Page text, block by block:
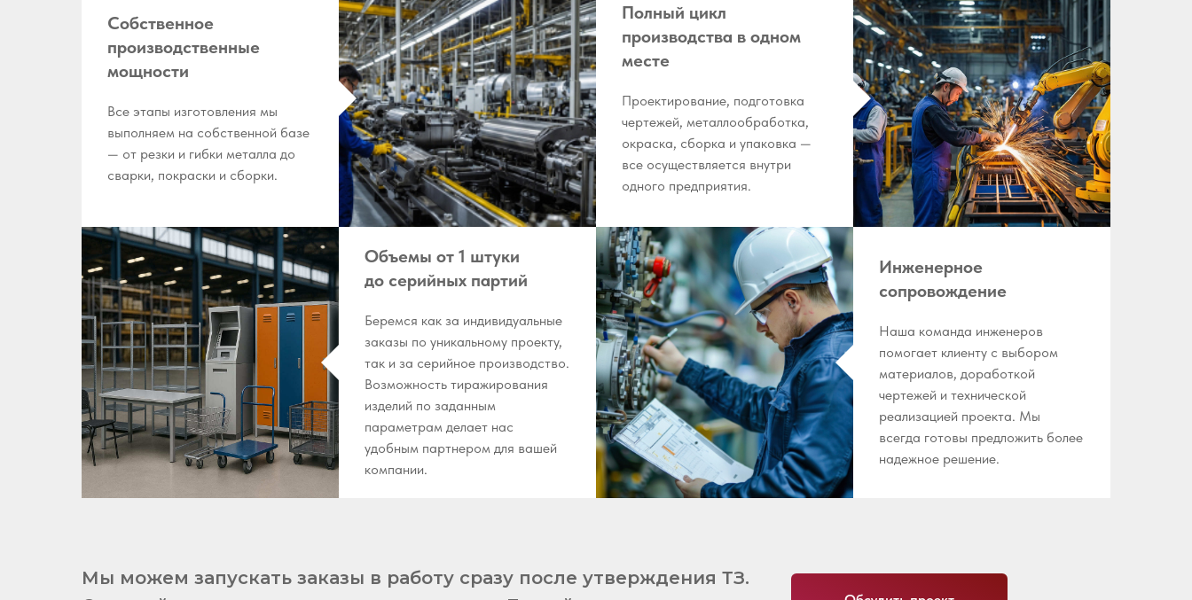
Собственное
производственные
мощности
Все этапы изготовления мы
выполняем на собственной базе
— от резки и гибки металла до
сварки, покраски и сборки.
Полный цикл
производства в одном
месте
Проектирование, подготовка
чертежей, металлообработка,
окраска, сборка и упаковка —
все осуществляется внутри
одного предприятия.
Объемы от 1 штуки
до серийных партий
Беремся как за индивидуальные
заказы по уникальному проекту,
так и за серийное производство.
Возможность тиражирования
изделий по заданным
параметрам делает нас
удобным партнером для вашей
компании.
Инженерное
сопровождение
Наша команда инженеров
помогает клиенту с выбором
материалов, доработкой
чертежей и технической
реализацией проекта. Мы
всегда готовы предложить более
надежное решение.
Мы можем запускать заказы в работу сразу после утверждения ТЗ.